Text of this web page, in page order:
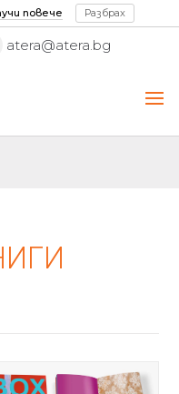
atera@atera.bg
повече Разбрах